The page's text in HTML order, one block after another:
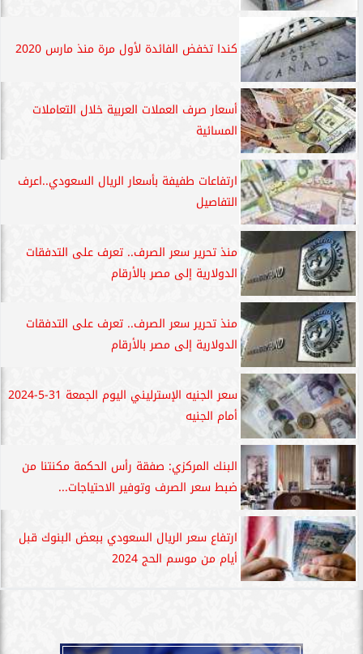
كندا تخفض الفائدة لأول مرة منذ مارس 2020
أسعار صرف العملات العربية خلال التعاملات
المسائية
ارتفاعات طفيفة بأسعار الريال السعودي..اعرف
التفاصيل
منذ تحرير سعر الصرف.. تعرف على التدفقات
الدولارية إلى مصر بالأرقام
منذ تحرير سعر الصرف.. تعرف على التدفقات
الدولارية إلى مصر بالأرقام
سعر الجنيه الإسترليني اليوم الجمعة 31-5-2024
أمام الجنيه
البنك المركزي: صفقة رأس الحكمة مكنتنا من
ضبط سعر الصرف وتوفير الاحتياجات...
ارتفاع سعر الريال السعودي ببعض البنوك قبل
أيام من موسم الحج 2024